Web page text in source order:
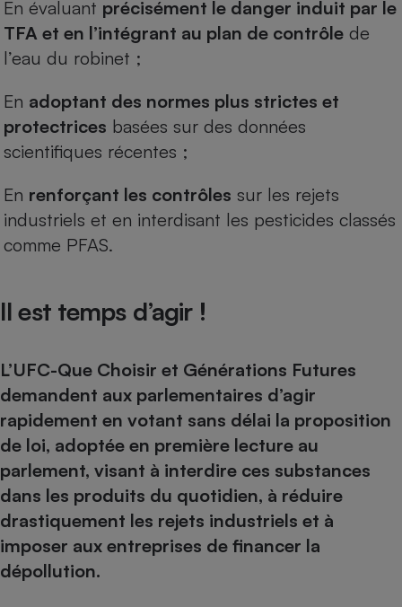
En évaluant précisément le danger induit par le
TFA et en l’intégrant au plan de contrôle de
l’eau du robinet ;
En adoptant des normes plus strictes et
protectrices basées sur des données
scientifiques récentes ;
En renforçant les contrôles sur les rejets
industriels et en interdisant les pesticides classés
comme PFAS.
Il est temps d’agir !
L’UFC-Que Choisir et Générations Futures
demandent aux parlementaires d’agir
rapidement en votant sans délai la proposition
de loi, adoptée en première lecture au
parlement, visant à interdire ces substances
dans les produits du quotidien, à réduire
drastiquement les rejets industriels et à
imposer aux entreprises de financer la
dépollution.